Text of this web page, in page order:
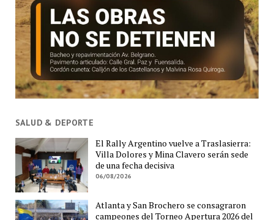
SALUD & DEPORTE
El Rally Argentino vuelve a Traslasierra:
Villa Dolores y Mina Clavero serán sede
de una fecha decisiva
06/08/2026
Atlanta y San Brochero se consagraron
campeones del Torneo Apertura 2026 del